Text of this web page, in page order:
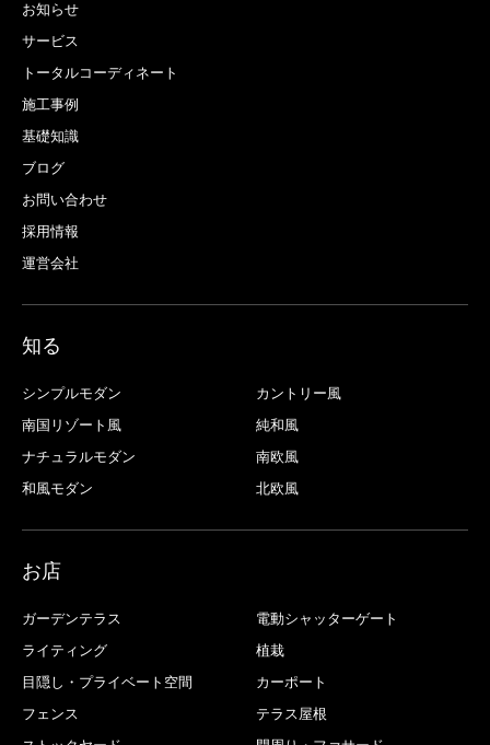
お知らせ
サービス
トータルコーディネート
施工事例
基礎知識
ブログ
お問い合わせ
採用情報
運営会社
知る
シンプルモダン
カントリー風
南国リゾート風
純和風
ナチュラルモダン
南欧風
和風モダン
北欧風
お店
ガーデンテラス
電動シャッターゲート
ライティング
植栽
目隠し・プライベート空間
カーポート
フェンス
テラス屋根